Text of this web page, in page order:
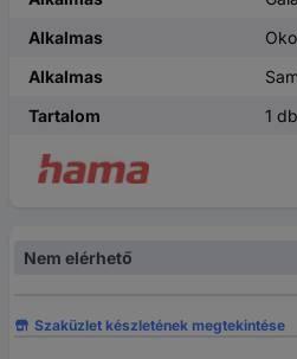
Alkalmas
Alkalmas
Tartalom
1 db
Nem elérhető
Szaküzlet készletének megtekintése